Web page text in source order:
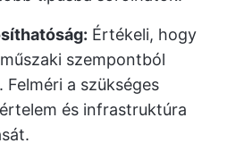
Értékeli, hogy
szempontból
a szükséges
és infrastruktúra